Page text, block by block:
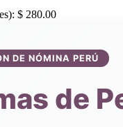
$ 280.00
DE NÓMINA PERÚ
de